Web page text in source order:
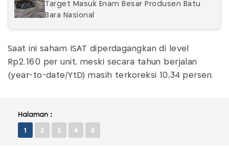
Target Masuk Enam Besar Produsen Batu
Bara Nasional
Saat ini saham ISAT diperdagangkan di level
Rp2.160 per unit, meski secara tahun berjalan
(year-to-date/YtD) masih terkoreksi 10,34 persen.
Halaman :
1 2 3 4 5